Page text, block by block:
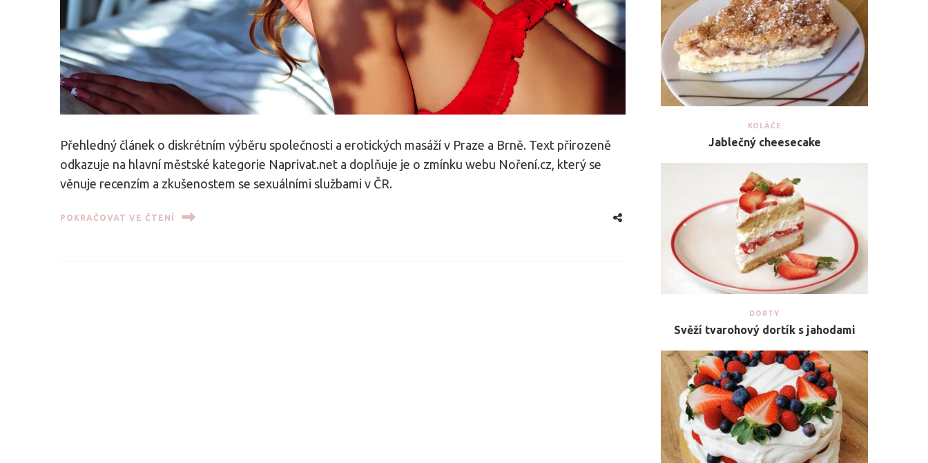
Přehledný článek o diskrétním výběru společnosti a erotických masáží v Praze a Brně. Text přirozeně
odkazuje na hlavní městské kategorie Naprivat.net a doplňuje je o zmínku webu Noření.cz, který se
věnuje recenzím a zkušenostem se sexuálními službami v ČR.
POKRAČOVAT VE ČTENÍ
KOLÁČE
Jablečný cheesecake
DORTY
Svěží tvarohový dortík s jahodami